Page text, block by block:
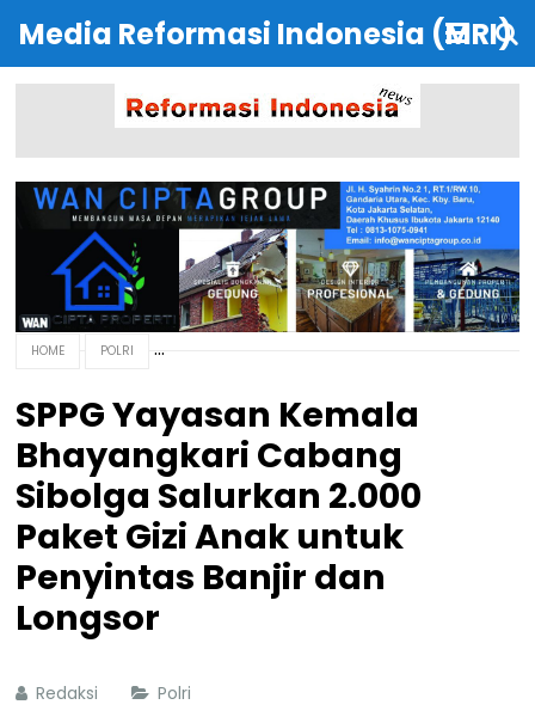
Media Reformasi Indonesia (MRI)
HOME POLRI
SPPG Yayasan Kemala
Bhayangkari Cabang
Sibolga Salurkan 2.000
Paket Gizi Anak untuk
Penyintas Banjir dan
Longsor
Redaksi Polri